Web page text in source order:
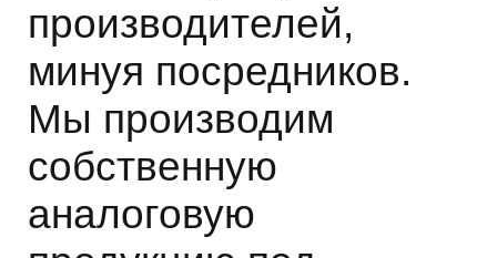
производителей,
минуя посредников.
Мы производим
собственную
аналоговую